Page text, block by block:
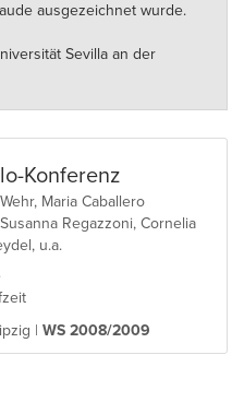
ausgezeichnet wurde.
Sevilla an der
für moderne
Konferenz
Maria Caballero
Regazzoni, Cornelia
u.a.
| WS 2008/2009